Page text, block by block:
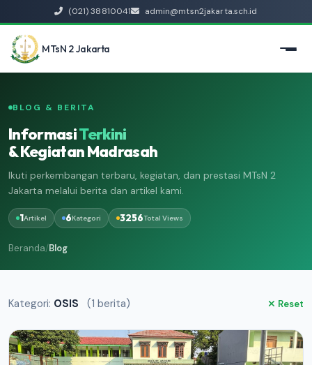
(021) 38810041 admin@mtsn2jakarta.sch.id
MTsN 2 Jakarta
BLOG & BERITA
InformasiTerkini
& Kegiatan Madrasah
Ikuti perkembangan terbaru, kegiatan, dan prestasi MTsN 2
Jakarta melalui berita dan artikel kami.
1Artikel 6Kategori 3256Total Views
Beranda/Blog
Kategori: OSIS (1 berita) Reset